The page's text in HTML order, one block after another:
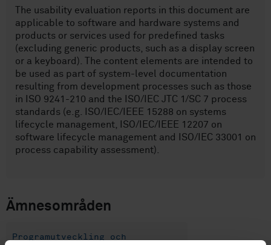
The usability evaluation reports in this document are
applicable to software and hardware systems and
products or services used for predefined tasks
(excluding generic products, such as a display screen
or a keyboard). The content elements are intended to
be used as part of system-level documentation
resulting from development processes such as those
in ISO 9241-210 and the ISO/IEC JTC 1/SC 7 process
standards (e.g. ISO/IEC/IEEE 15288 on systems
lifecycle management, ISO/IEC/IEEE 12207 on
software lifecycle management and ISO/IEC 33001 on
process capability assessment).
Ämnesområden
Programutveckling och